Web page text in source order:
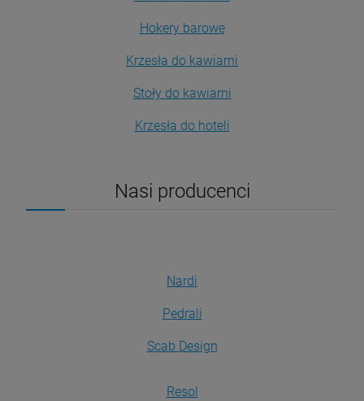
Hokery barowe
Krzesła do kawiarni
Stoły do kawiarni
Krzesła do hoteli
Nasi producenci
Nardi
Pedrali
Scab Design
Resol